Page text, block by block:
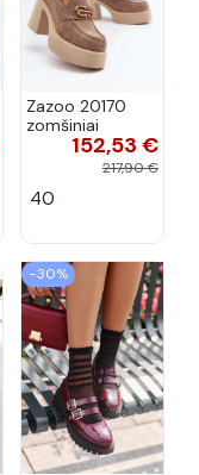
Zazoo 20170
zomšiniai
bateliai su
kulniukais smėlio
152,53 €
217,90 €
40
−30%